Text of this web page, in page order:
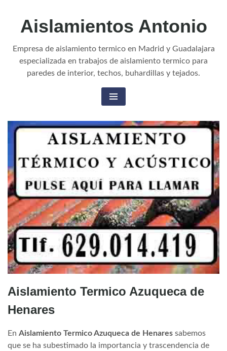
Aislamientos Antonio
Empresa de aislamiento termico en Madrid y Guadalajara
especializada en trabajos de aislamiento termico para
paredes de interior, techos, buhardillas y tejados.
Aislamiento Termico Azuqueca de
Henares
En Aislamiento Termico Azuqueca de Henares sabemos
que se ha subestimado la importancia y trascendencia de